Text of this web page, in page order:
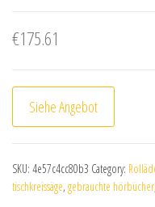
€175.61
Siehe Angebot
SKU: 4e57c4cc80b3 Category:
tischkreissäge, gebrauchte hörbücher